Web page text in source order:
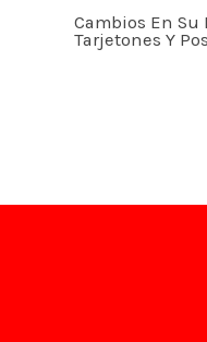
Cambios En Su
Tarjetones Y